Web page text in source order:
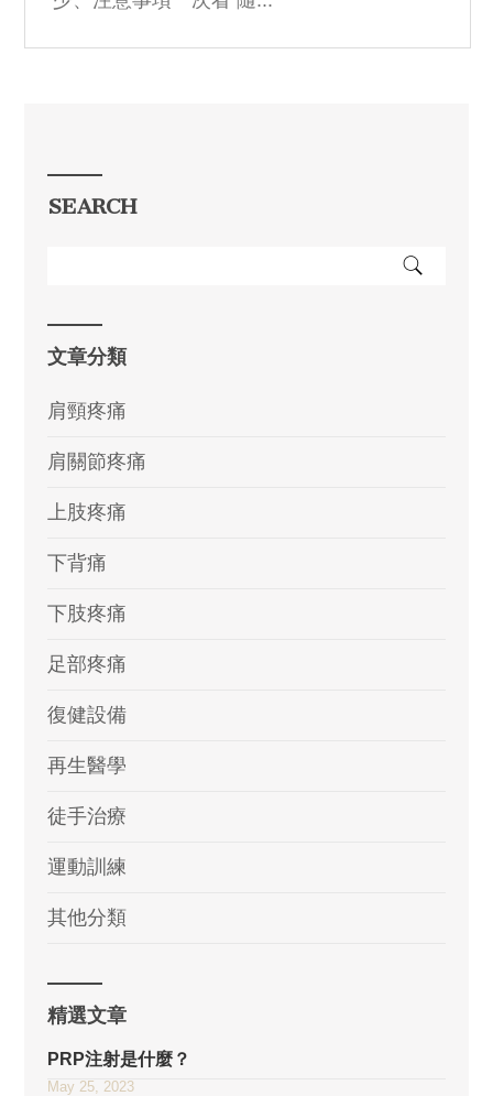
SEARCH
文章分類
肩頸疼痛
肩關節疼痛
上肢疼痛
下背痛
下肢疼痛
足部疼痛
復健設備
再生醫學
徒手治療
運動訓練
其他分類
精選文章
PRP注射是什麼？
May 25, 2023